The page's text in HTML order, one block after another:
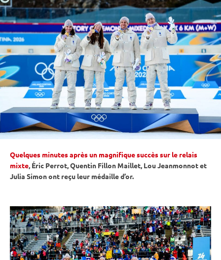
Quelques minutes après un magnifique succès sur le relais
mixte, Éric Perrot, Quentin Fillon Maillet, Lou Jeanmonnot et
Julia Simon ont reçu leur médaille d’or.